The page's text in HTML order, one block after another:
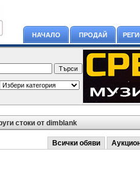
НАЧАЛО ПРОДАЙ
стоки от dimblank
Всички обяви